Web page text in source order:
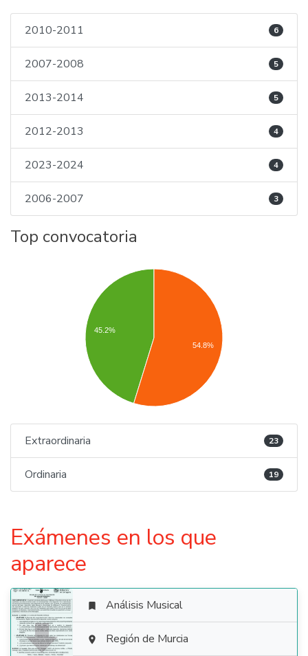
2010-2011 6
2007-2008 5
2013-2014 5
2012-2013 4
2023-2024 4
2006-2007 3
Top convocatoria
45.2%
54.8%
Extraordinaria 23
Ordinaria 19
Exámenes en los que
aparece

 Análisis Musical
 Región de Murcia